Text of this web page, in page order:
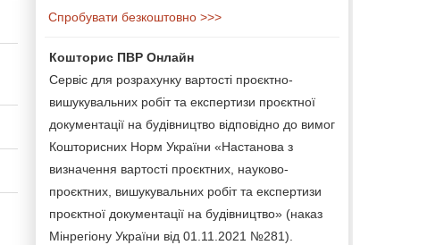
Спробувати безкоштовно >>>
Кошторис ПВР Онлайн
Сервіс для розрахунку вартості проєктно-
вишукувальних робіт та експертизи проєктної
документації на будівництво відповідно до вимог
Кошторисних Норм України «Настанова з
визначення вартості проєктних, науково-
проєктних, вишукувальних робіт та експертизи
проєктної документації на будівництво» (наказ
Мінрегіону України від 01.11.2021 №281).